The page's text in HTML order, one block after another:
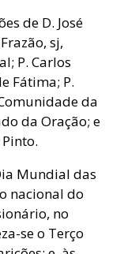
de D. José
sj,
P. Carlos
Fátima; P.
da
da Oração; e
Mundial das
nacional do
no
se o Terço